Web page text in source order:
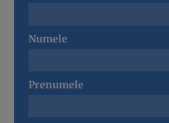
Numele
Prenumele